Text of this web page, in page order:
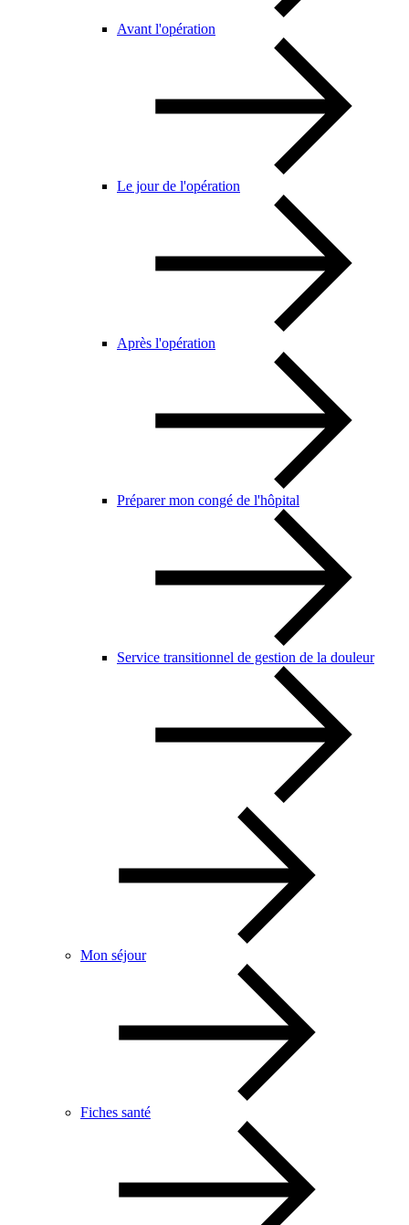
Avant l'opération
Le jour de l'opération
Après l'opération
Préparer mon congé de l'hôpital
Service transitionnel de gestion de la douleur
Mon séjour
Fiches santé